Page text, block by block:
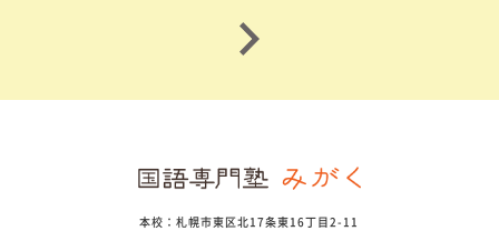
本校：札幌市東区北17条東16丁目2-11